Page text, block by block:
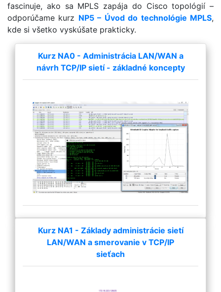
fascinuje, ako sa MPLS zapája do Cisco topológií –
odporúčame kurz NP5 – Úvod do technológie MPLS,
kde si všetko vyskúšate prakticky.
Kurz NA0 - Administrácia LAN/WAN a
návrh TCP/IP sietí - základné koncepty
Kurz NA1 - Základy administrácie sietí
LAN/WAN a smerovanie v TCP/IP
sieťach